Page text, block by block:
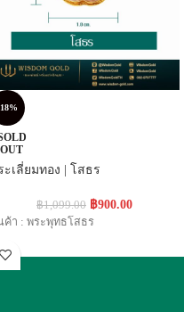
OUT
ะเลี่ยมทอง | โสธร
฿1,099.00 ฿900.00
ค้า : พระพุทธโสธร